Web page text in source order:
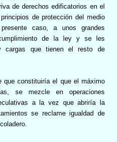
de derechos edificatorios en el
de protección del medio
caso, a unos grandes
de la ley y se les
cargas que tienen el resto de
que constituiría el que el máximo
se mezcle en operaciones
a la vez que abriría la
se reclame igualdad de